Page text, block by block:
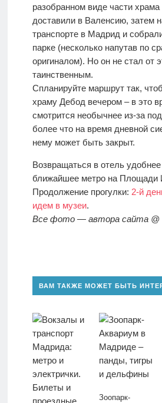
разобранном виде части храма
доставили в Валенсию, затем
транспорте в Мадрид и
парке (несколько напутав по
оригиналом). Но он не стал от
таинственным.
Спланируйте маршрут так,
храму Дебод вечером – в это
смотрится необычнее из-за
более что на время дневной
нему может быть закрыт.
Возвращаться в отель удобнее
ближайшее метро на Площади
Продолжение прогулки: 2-й
идем в музеи.
Все фото — автора сайта @
ВАМ ТАКЖЕ МОЖЕТ БЫТЬ
Зоопарк-